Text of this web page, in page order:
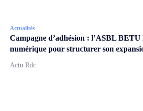
Actualités
Campagne d’adhésion : l’ASBL
numérique pour structurer son
Actu Rdc